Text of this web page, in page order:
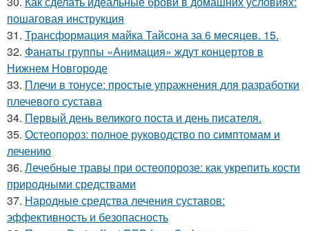
пошаговая инструкция
31. Трансформация майка Тайсона за 6 месяцев. 15.
32. Фанаты группы «Анимация» ждут концертов в
Нижнем Новгороде
33. Плечи в тонусе: простые упражнения для разработки
плечевого сустава
34. Первый день великого поста и день писателя.
35. Остеопороз: полное руководство по симптомам и
лечению
36. Лечебные травы при остеопорозе: как укрепить кости
природными средствами
37. Народные средства лечения суставов:
эффективность и безопасность